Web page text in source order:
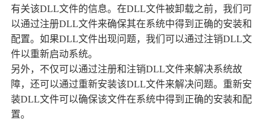
有关该DLL文件的信息。在DLL文件被卸载之前，我们可
以通过注册DLL文件来确保其在系统中得到正确的安装和
配置。如果DLL文件出现问题，我们可以通过注销DLL文
件以重新启动系统。
另外，不仅可以通过注册和注销DLL文件来解决系统故
障，还可以通过重新安装该DLL文件来解决问题。重新安
装DLL文件可以确保该文件在系统中得到正确的安装和配
置。